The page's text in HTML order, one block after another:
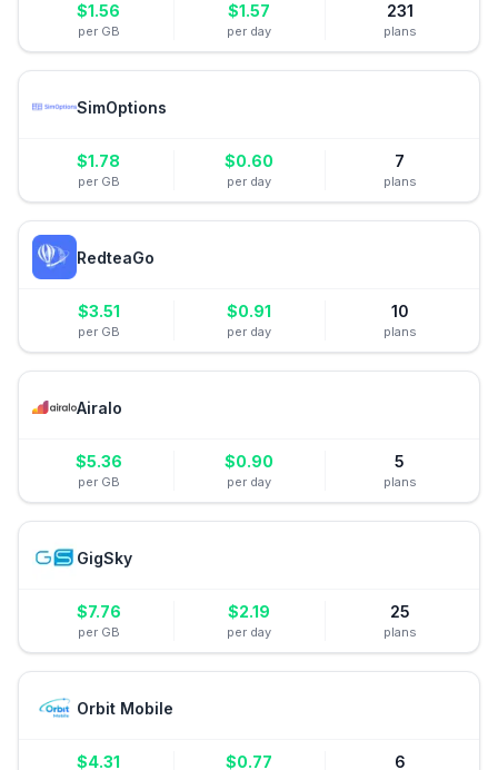
$1.56
per GB
$1.57
per day
231
plans
SimOptions
$1.78
per GB
$0.60
per day
7
plans
RedteaGo
$3.51
per GB
$0.91
per day
10
plans
Airalo
$5.36
per GB
$0.90
per day
5
plans
GigSky
$7.76
per GB
$2.19
per day
25
plans
Orbit Mobile
$4.31 $0.77 6